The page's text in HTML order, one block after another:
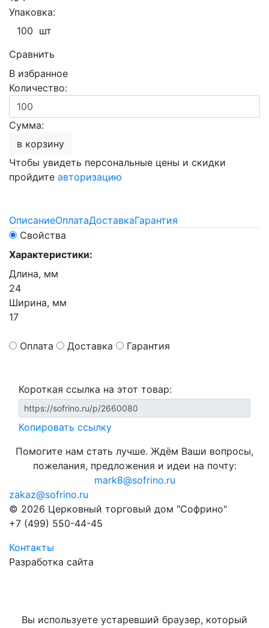
Упаковка:
100 шт
Сравнить
В избранное
Количество:
Сумма:
в корзину
Чтобы увидеть персональные цены и скидки
пройдите авторизацию
ОписаниеОплатаДоставкаГарантия
Свойства
Характеристики:
Длина, мм
24
Ширина, мм
17
Оплата Доставка Гарантия
Короткая ссылка на этот товар:
Копировать ссылку
Помогите нам стать лучше. Ждём Ваши вопросы,
пожелания, предложения и идеи на почту:
mark8@sofrino.ru
zakaz@sofrino.ru
© 2026 Церковный торговый дом "Софрино"
+7 (499) 550-44-45
Контакты
Разработка сайта
Вы используете устаревший браузер, который